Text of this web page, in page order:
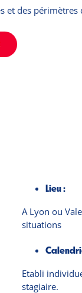
et des périmètres
Lieu :
A Lyon ou
situations
Etabli
stagiaire.